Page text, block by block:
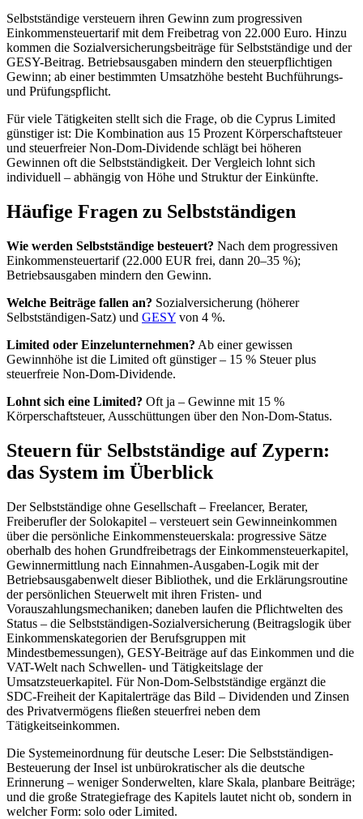
Selbstständige versteuern ihren Gewinn zum progressiven
Einkommensteuertarif mit dem Freibetrag von 22.000 Euro. Hinzu
kommen die Sozialversicherungsbeiträge für Selbstständige und der
GESY-Beitrag. Betriebsausgaben mindern den steuerpflichtigen
Gewinn; ab einer bestimmten Umsatzhöhe besteht Buchführungs-
und Prüfungspflicht.
Für viele Tätigkeiten stellt sich die Frage, ob die Cyprus Limited
günstiger ist: Die Kombination aus 15 Prozent Körperschaftsteuer
und steuerfreier Non-Dom-Dividende schlägt bei höheren
Gewinnen oft die Selbstständigkeit. Der Vergleich lohnt sich
individuell – abhängig von Höhe und Struktur der Einkünfte.
Häufige Fragen zu Selbstständigen
Wie werden Selbstständige besteuert? Nach dem progressiven
Einkommensteuertarif (22.000 EUR frei, dann 20–35 %);
Betriebsausgaben mindern den Gewinn.
Welche Beiträge fallen an? Sozialversicherung (höherer
Selbstständigen-Satz) und GESY von 4 %.
Limited oder Einzelunternehmen? Ab einer gewissen
Gewinnhöhe ist die Limited oft günstiger – 15 % Steuer plus
steuerfreie Non-Dom-Dividende.
Lohnt sich eine Limited? Oft ja – Gewinne mit 15 %
Körperschaftsteuer, Ausschüttungen über den Non-Dom-Status.
Steuern für Selbstständige auf Zypern:
das System im Überblick
Der Selbstständige ohne Gesellschaft – Freelancer, Berater,
Freiberufler der Solokapitel – versteuert sein Gewinneinkommen
über die persönliche Einkommensteuerskala: progressive Sätze
oberhalb des hohen Grundfreibetrags der Einkommensteuerkapitel,
Gewinnermittlung nach Einnahmen-Ausgaben-Logik mit der
Betriebsausgabenwelt dieser Bibliothek, und die Erklärungsroutine
der persönlichen Steuerwelt mit ihren Fristen- und
Vorauszahlungsmechaniken; daneben laufen die Pflichtwelten des
Status – die Selbstständigen-Sozialversicherung (Beitragslogik über
Einkommenskategorien der Berufsgruppen mit
Mindestbemessungen), GESY-Beiträge auf das Einkommen und die
VAT-Welt nach Schwellen- und Tätigkeitslage der
Umsatzsteuerkapitel. Für Non-Dom-Selbstständige ergänzt die
SDC-Freiheit der Kapitalerträge das Bild – Dividenden und Zinsen
des Privatvermögens fließen steuerfrei neben dem
Tätigkeitseinkommen.
Die Systemeinordnung für deutsche Leser: Die Selbstständigen-
Besteuerung der Insel ist unbürokratischer als die deutsche
Erinnerung – weniger Sonderwelten, klare Skala, planbare Beiträge;
und die große Strategiefrage des Kapitels lautet nicht ob, sondern in
welcher Form: solo oder Limited.